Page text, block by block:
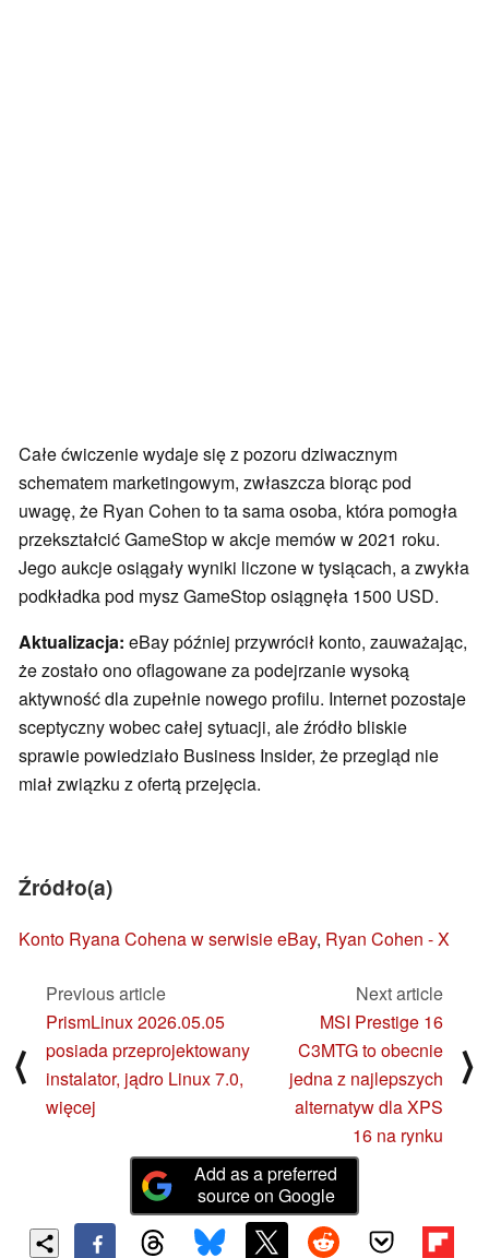
Całe ćwiczenie wydaje się z pozoru dziwacznym
schematem marketingowym, zwłaszcza biorąc pod
uwagę, że Ryan Cohen to ta sama osoba, która pomogła
przekształcić GameStop w akcje memów w 2021 roku.
Jego aukcje osiągały wyniki liczone w tysiącach, a zwykła
podkładka pod mysz GameStop osiągnęła 1500 USD.
Aktualizacja: eBay później przywrócił konto, zauważając,
że zostało ono oflagowane za podejrzanie wysoką
aktywność dla zupełnie nowego profilu. Internet pozostaje
sceptyczny wobec całej sytuacji, ale źródło bliskie
sprawie powiedziało Business Insider, że przegląd nie
miał związku z ofertą przejęcia.
Źródło(a)
Konto Ryana Cohena w serwisie eBay, Ryan Cohen - X
⟨
Previous article
PrismLinux 2026.05.05
posiada przeprojektowany
instalator, jądro Linux 7.0,
więcej
Next article
MSI Prestige 16
C3MTG to obecnie
jedna z najlepszych
alternatyw dla XPS
16 na rynku
⟩
Add as a preferred
source on Google